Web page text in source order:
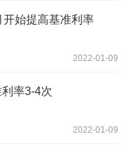
始提高基准利率
2022-01-09
率3-4次
2022-01-09